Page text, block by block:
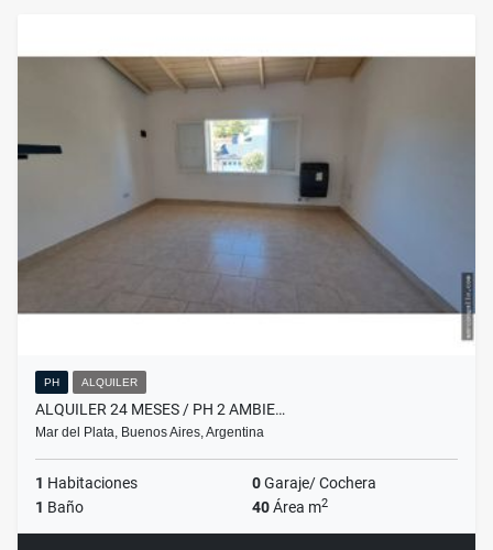
PH ALQUILER
ALQUILER 24 MESES / PH 2 AMBIE…
Mar del Plata, Buenos Aires, Argentina
1 Habitaciones 0Garaje/ Cochera
1 Baño 40Área m2